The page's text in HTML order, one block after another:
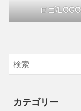
ロゴ/LOGO
カテゴリー